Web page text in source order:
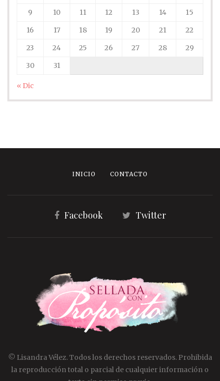
9
10 11 12 13 14
15
16
17 18 19 20 21
22
23
24 25 26 27 28
29
30
31
« Dic
INICIO CONTACTO
Facebook Twitter
© Lisandra Vélez. Todos los derechos reservados. Prohibida
la reproducción total o parcial de cualquier información o